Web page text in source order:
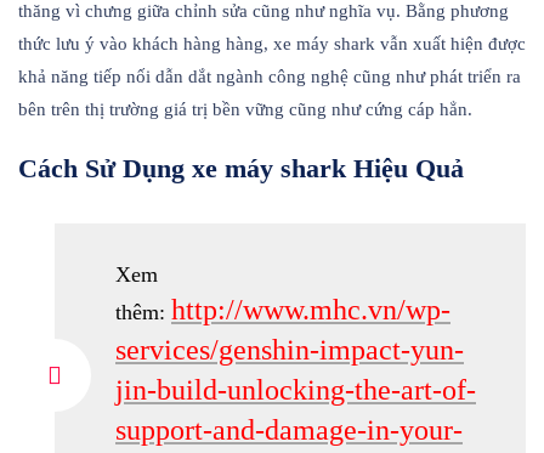
thăng vì chưng giữa chỉnh sửa cũng như nghĩa vụ. Bằng phương
thức lưu ý vào khách hàng hàng, xe máy shark vẫn xuất hiện được
khả năng tiếp nối dẫn dắt ngành công nghệ cũng như phát triển ra
bên trên thị trường giá trị bền vững cũng như cứng cáp hẳn.
Cách Sử Dụng xe máy shark Hiệu Quả
Xem
thêm: http://www.mhc.vn/wp-
services/genshin-impact-yun-
jin-build-unlocking-the-art-of-
support-and-damage-in-your-